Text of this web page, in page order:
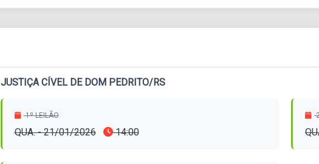
JUSTIÇA CÍVEL DE DOM PEDRITO/RS
1º LEILÃO
QUA. - 21/01/2026 14:00